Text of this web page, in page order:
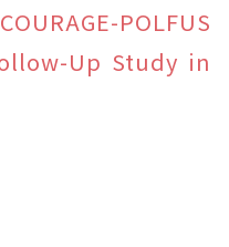
POLFUS
Up Study in